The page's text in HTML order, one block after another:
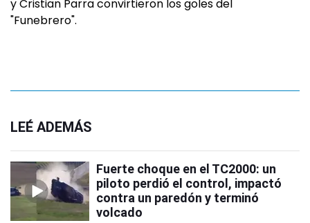
y Cristian Parra convirtieron los goles del
"Funebrero".
LEÉ ADEMÁS
Fuerte choque en el TC2000: un
piloto perdió el control, impactó
contra un paredón y terminó
volcado